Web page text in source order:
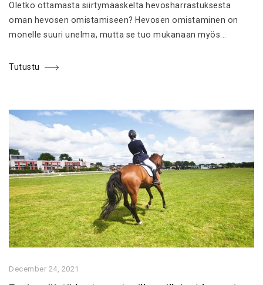
Oletko ottamasta siirtymäaskelta hevosharrastuksesta
oman hevosen omistamiseen? Hevosen omistaminen on
monelle suuri unelma, mutta se tuo mukanaan myös...
Tutustu
December 24, 2021